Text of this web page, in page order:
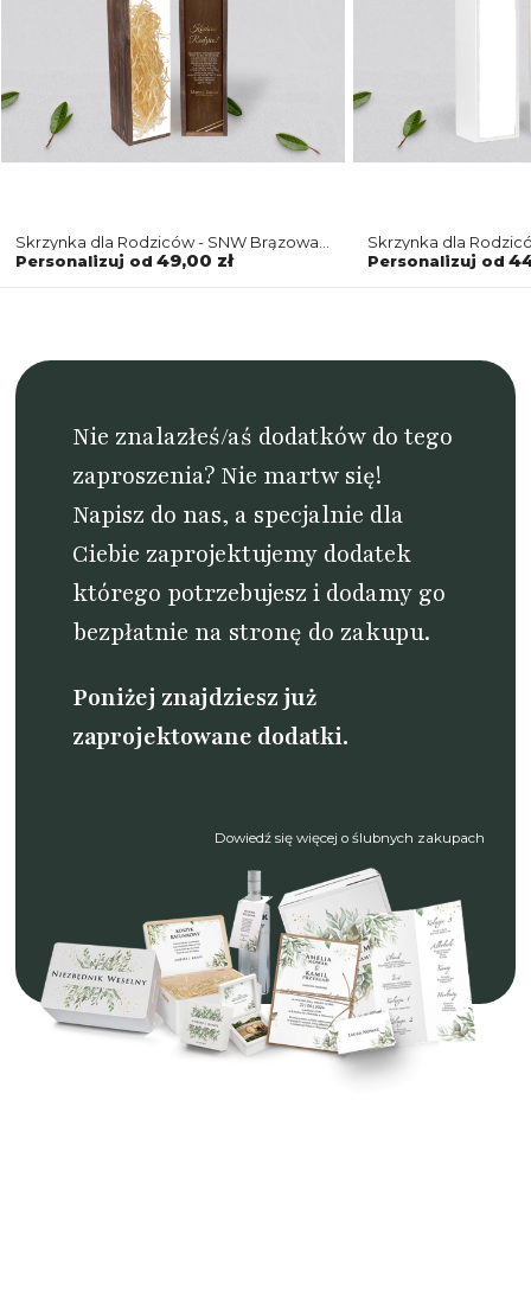
Skrzynka dla Rodziców - SNW Brązowa
Marmur & Złoto - Motyw 1
Personalizuj od 49,00 zł
Skrzynka dla
Marmur & Złoto -
Personalizuj od
Nie znalazłeś/aś dodatków do tego
zaproszenia? Nie martw się!
Napisz do nas, a specjalnie dla
Ciebie zaprojektujemy dodatek
którego potrzebujesz i dodamy go
bezpłatnie na stronę do zakupu.
Poniżej znajdziesz już
zaprojektowane dodatki.
Dowiedź się więcej o ślubnych zakupach